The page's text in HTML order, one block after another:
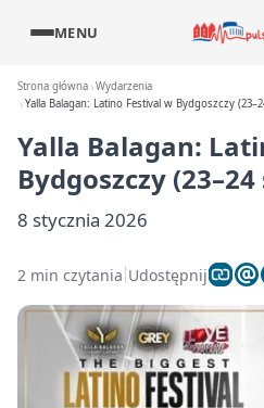
MENU
Strona główna Wydarzenia
Yalla Balagan: Latino Festival w Bydgoszczy
Yalla Balagan:
Bydgoszczy
8 stycznia 2026
2 min czytania Udostępnij